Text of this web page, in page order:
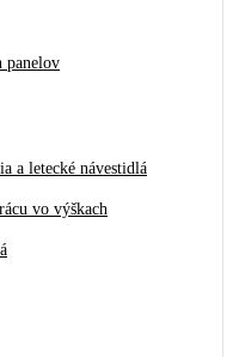
panelov
a letecké návestidlá
vo výškach